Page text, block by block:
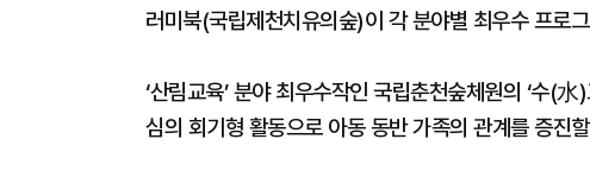
러미북(국립제천치유의숲)이 각 분야별 최우수 프로
‘산림교육’ 분야 최우수작인 국립춘천숲체원의 ‘수(
심의 회기형 활동으로 아동 동반 가족의 관계를 증진